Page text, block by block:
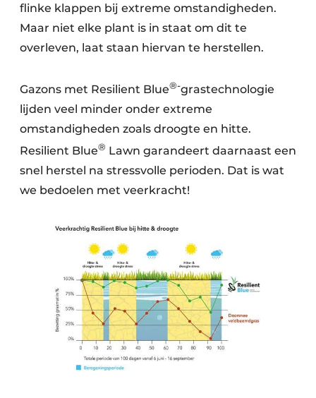
flinke klappen bij extreme omstandigheden.
Maar niet elke plant is in staat om dit te
overleven, laat staan hiervan te herstellen.
Gazons met Resilient Blue®-grastechnologie
lijden veel minder onder extreme
omstandigheden zoals droogte en hitte.
Resilient Blue® Lawn garandeert daarnaast een
snel herstel na stressvolle perioden. Dat is wat
we bedoelen met veerkracht!